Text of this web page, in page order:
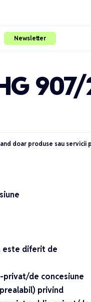
Newsletter
907/
doar produse sau
este diferit de
de concesiune
privind